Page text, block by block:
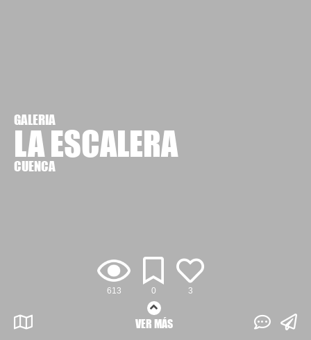
613 0 3
GALERIA
LA ESCALERA
CUENCA
VER MÁS